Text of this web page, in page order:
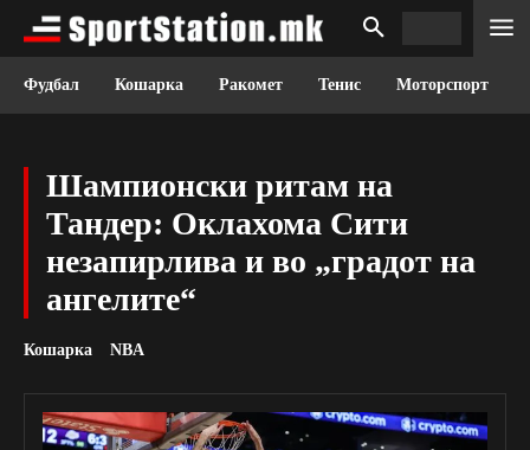
Фудбал Кошарка Ракомет Тенис Моторспорт
Шампионски ритам на
Тандер: Оклахома Сити
незапирлива и во „градот на
ангелите“
Кошарка NBA